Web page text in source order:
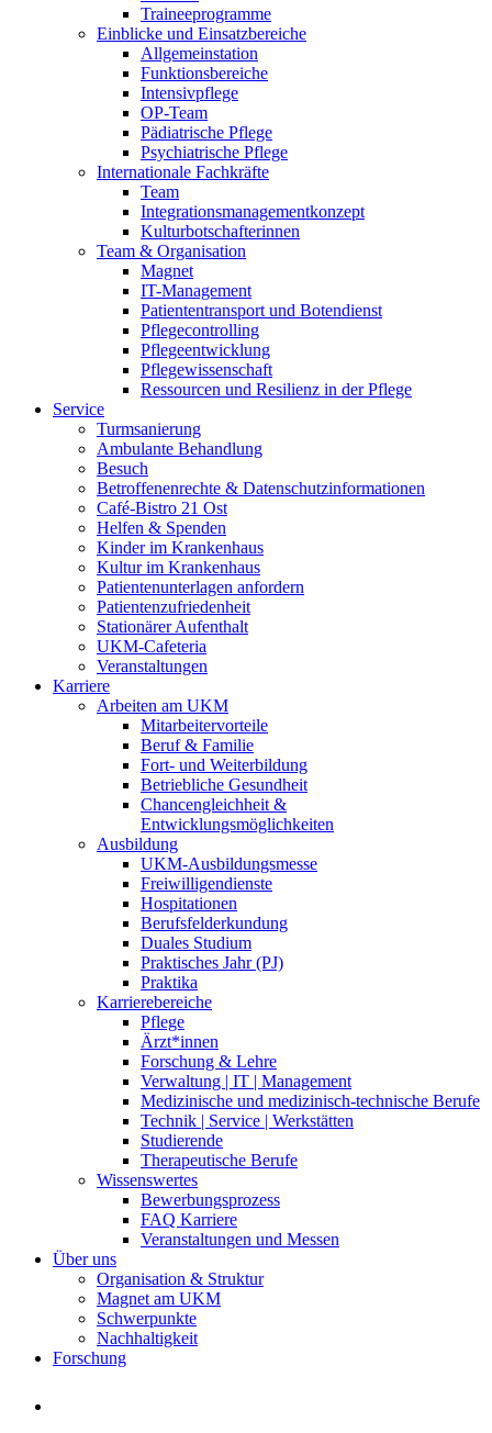
Traineeprogramme
Einblicke und Einsatzbereiche
Allgemeinstation
Funktionsbereiche
Intensivpflege
OP-Team
Pädiatrische Pflege
Psychiatrische Pflege
Internationale Fachkräfte
Team
Integrationsmanagementkonzept
Kulturbotschafterinnen
Team & Organisation
Magnet
IT-Management
Patiententransport und Botendienst
Pflegecontrolling
Pflegeentwicklung
Pflegewissenschaft
Ressourcen und Resilienz in der Pflege
Service
Turmsanierung
Ambulante Behandlung
Besuch
Betroffenenrechte & Datenschutzinformationen
Café-Bistro 21 Ost
Helfen & Spenden
Kinder im Krankenhaus
Kultur im Krankenhaus
Patientenunterlagen anfordern
Patientenzufriedenheit
Stationärer Aufenthalt
UKM-Cafeteria
Veranstaltungen
Karriere
Arbeiten am UKM
Mitarbeitervorteile
Beruf & Familie
Fort- und Weiterbildung
Betriebliche Gesundheit
Chancengleichheit &
Entwicklungsmöglichkeiten
Ausbildung
UKM-Ausbildungsmesse
Freiwilligendienste
Hospitationen
Berufsfelderkundung
Duales Studium
Praktisches Jahr (PJ)
Praktika
Karrierebereiche
Pflege
Ärzt*innen
Forschung & Lehre
Verwaltung | IT | Management
Medizinische und medizinisch-technische Berufe
Technik | Service | Werkstätten
Studierende
Therapeutische Berufe
Wissenswertes
Bewerbungsprozess
FAQ Karriere
Veranstaltungen und Messen
Über uns
Organisation & Struktur
Magnet am UKM
Schwerpunkte
Nachhaltigkeit
Forschung